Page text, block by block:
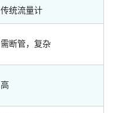
传统流量计
需断管，复杂
高